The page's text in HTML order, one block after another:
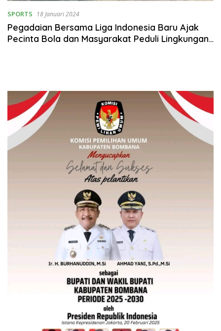
SPORTS 18 Januari 2024
Pegadaian Bersama Liga Indonesia Baru Ajak
Pecinta Bola dan Masyarakat Peduli Lingkungan